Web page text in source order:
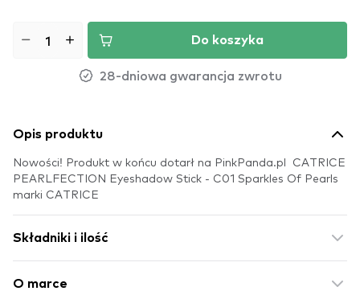
Do koszyka
28-dniowa gwarancja zwrotu
Opis produktu
Nowości! Produkt w końcu dotarł na PinkPanda.pl CATRICE
PEARLFECTION Eyeshadow Stick - C01 Sparkles Of Pearls
marki CATRICE
Składniki i ilość
O marce